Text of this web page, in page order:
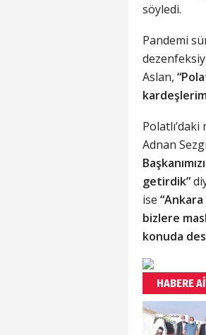
söyledi.
Pandemi
Aslan,
Adnan
getirdik”
ise
bizlere
konuda
HABERE